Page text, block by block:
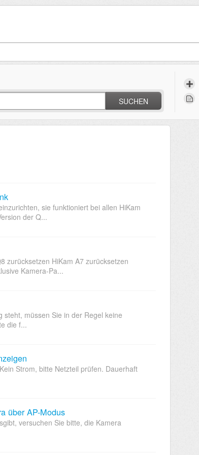
SUCHEN
sie funktioniert bei allen HiKam
der Q...
zurücksetzen HiKam A7 zurücksetzen
Kamera-Pa...
müssen Sie in der Regel keine
die f...
Strom, bitte Netzteil prüfen. Dauerhaft
über AP-Modus
versuchen Sie bitte, die Kamera